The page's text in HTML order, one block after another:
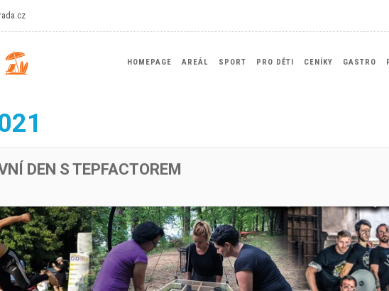
HOMEPAGE AREÁL SPORT PRO DĚTI CENÍKY GASTRO
DEN S TEPFACTOREM